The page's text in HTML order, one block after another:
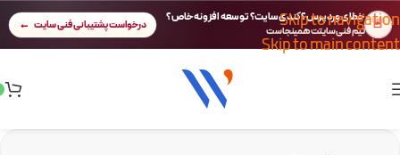
Skip to navigation
Skip to main content
🚨 خطای وردپرس؟ کندی سایت؟ توسعه افزونه خاص؟
تیم فنی سایتت همینجاست درخواست پشتیبانی فنی سایت